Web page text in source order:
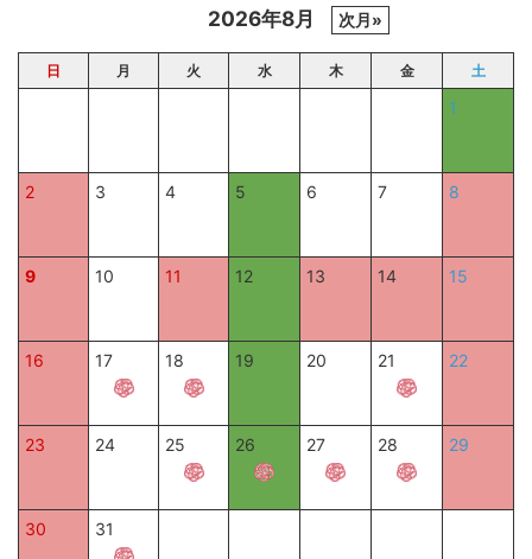
2026年8月 次月»
日 月 火 水 木 金 土
1
2 3 4 5 6 7 8
9 10 11 12 13 14 15
16 17 18 19 20 21 22
23 24 25 26 27 28 29
30 31